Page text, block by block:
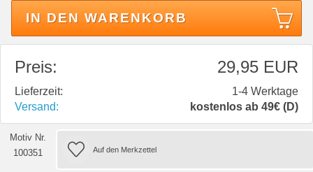
IN DEN WARENKORB
Preis: 29,95 EUR
Lieferzeit:
1-4 Werktage
Versand:
kostenlos ab 49€ (D)
Motiv Nr.
100351